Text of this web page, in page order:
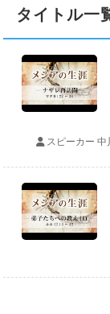
タイトル一
スピーカー 中